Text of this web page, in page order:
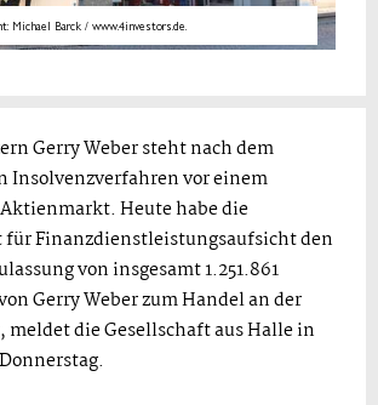
Michael Barck / www.4investors.de.
Gerry Weber steht nach dem
Insolvenzverfahren vor einem
Heute habe die
für Finanzdienstleistungsaufsicht den
von insgesamt 1.251.861
Gerry Weber zum Handel an der
meldet die Gesellschaft aus Halle in